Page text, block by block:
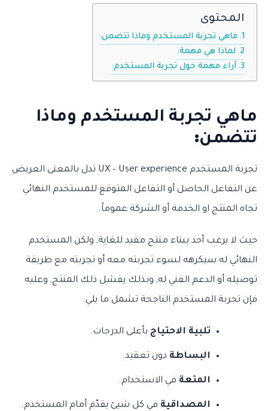
المحتوى
ماهي تجربة المستخدم وماذا تتضمن:
لماذا هي مهمة:
آراء مهمة حول تجربة المستخدم:
ماهي تجربة المستخدم وماذا
تتضمن:
تجربة المستخدم UX – User experience تدل بالمعنى العريض
عن التفاعل الحاصل أو التفاعل المتوقع للمستخدم النهائي
تجاه المنتج او الخدمة أو الشركة عموماً.
حيث لا يرغب أحد ببناء منتج مفيد للغاية, ولكن المستخدم
النهائي له سيكرهه لسوء تجربته معه أو تجربته مع طريقة
توصيله أو الدعم الفني له, وبذلك يفشل ذلك المنتج, وعليه
فإن تجربة المستخدم الناجحة تشمل ما يلي:
تلبية الاحتياج بأعلى الدرجات.
البساطة دون تعقيد.
المتعة في الاستخدام.
المصداقية في كل شيئ يقدّم أمام المستخدم.